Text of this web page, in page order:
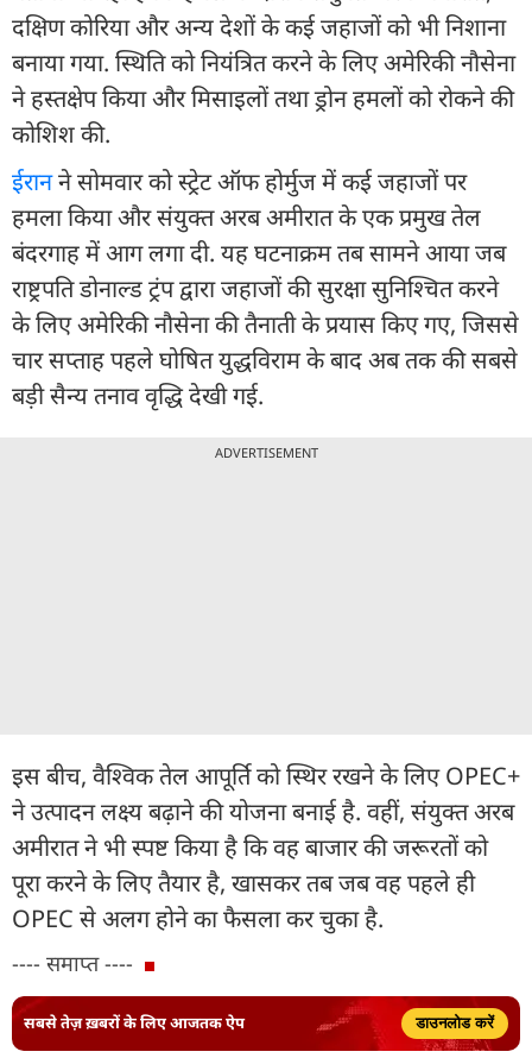
दक्षिण कोरिया और अन्य देशों के कई जहाजों को भी निशाना
बनाया गया. स्थिति को नियंत्रित करने के लिए अमेरिकी नौसेना
ने हस्तक्षेप किया और मिसाइलों तथा ड्रोन हमलों को रोकने की
कोशिश की.
ईरानने सोमवार को स्ट्रेट ऑफ होर्मुज में कई जहाजों पर
हमला किया और संयुक्त अरब अमीरात के एक प्रमुख तेल
बंदरगाह में आग लगा दी. यह घटनाक्रम तब सामने आया जब
राष्ट्रपति डोनाल्ड ट्रंप द्वारा जहाजों की सुरक्षा सुनिश्चित करने
के लिए अमेरिकी नौसेना की तैनाती के प्रयास किए गए, जिससे
चार सप्ताह पहले घोषित युद्धविराम के बाद अब तक की सबसे
बड़ी सैन्य तनाव वृद्धि देखी गई.
ADVERTISEMENT
इस बीच, वैश्विक तेल आपूर्ति को स्थिर रखने के लिए OPEC+
ने उत्पादन लक्ष्य बढ़ाने की योजना बनाई है. वहीं, संयुक्त अरब
अमीरात ने भी स्पष्ट किया है कि वह बाजार की जरूरतों को
पूरा करने के लिए तैयार है, खासकर तब जब वह पहले ही
OPEC से अलग होने का फैसला कर चुका है.
---- समाप्त ----
सबसे तेज़ ख़बरों के लिए आजतक ऐप डाउनलोड करें